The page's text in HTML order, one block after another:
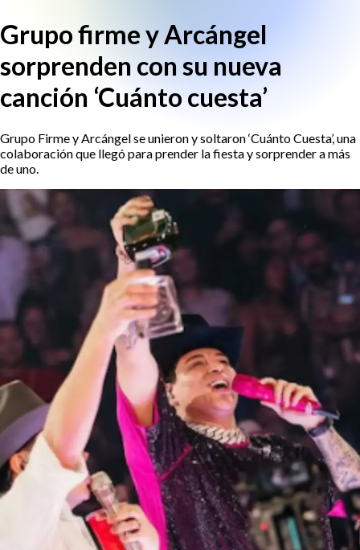
Grupo firme y Arcángel
sorprenden con su nueva
canción ‘Cuánto cuesta’
Grupo Firme y Arcángel se unieron y soltaron ‘Cuánto Cuesta’, una
colaboración que llegó para prender la fiesta y sorprender a más
de uno.